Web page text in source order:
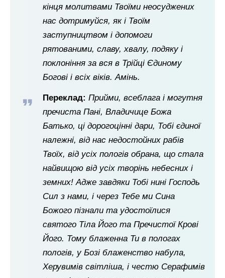
кінця молитвами Твоїми неосуджених
нас дотримуйся, як і Твоїм
заступництвом і допомоги
рятованими, славу, хвалу, подяку і
поклоніння за вся в Трійці Єдиному
Богові і всіх віків. Амінь.
Переклад: Прийми, всеблага і могутня
пречиста Пані, Владичице Божа
Батько, ці дорогоцінні дари, Тобі єдиної
належні, від нас недостойних рабів
Твоїх, від усіх пологів обрана, що стала
найвищою від усіх творінь небесних і
земних! Адже завдяки Тобі нині Господь
Сил з нами, і через Тебе ми Сина
Божого пізнали та удостоїлися
святого Тіла Його та Пречистої Крові
Його. Тому блаженна Ти в пологах
пологів, у Бозі блаженство набула,
Херувимів світліша, і честю Серафимів